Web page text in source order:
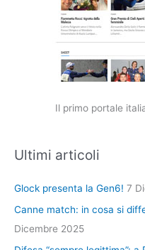
Il primo portale
Ultimi articoli
Glock presenta la Gen6! 7
Canne match: in cosa si
Dicembre 2025